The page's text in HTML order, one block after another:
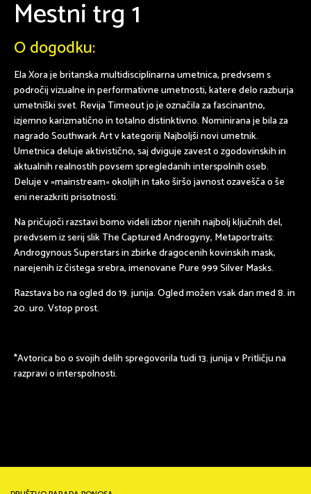
Mestni trg 1
O dogodku:
Ela Xora je britanska multidisciplinarna umetnica, predvsem s
področij vizualne in performativne umetnosti, katere delo razburja
umetniški svet. Revija Timeout jo je označila za fascinantno,
izjemno karizmatičnointotalno distinktivno. Nominirana je bila za
nagrado Southwark Art v kategoriji Najboljši novi umetnik.
Umetnica deluje aktivistično, saj dviguje zavest o zgodovinskih in
aktualnih realnostih povsem spregledanih interspolnih oseb.
Deluje v »mainstream« okoljih in tako širšo javnost ozavešča o še
eni nerazkriti prisotnosti.
Na pričujoči razstavi bomo videli izbor njenih najbolj ključnih del,
predvsem iz serij slikThe Captured Androgyny, Metaportraits:
Androgynous Superstarsin zbirke dragocenih kovinskih mask,
narejenih iz čistega srebra, imenovane Pure 999 Silver Masks.
Razstava bo na ogled do 19. junija. Ogled možen vsak dan med 8. in
20. uro. Vstop prost.
*Avtorica bo o svojih delih spregovorila tudi 13. junija v Pritličju na
razpravi ointerspolnosti.